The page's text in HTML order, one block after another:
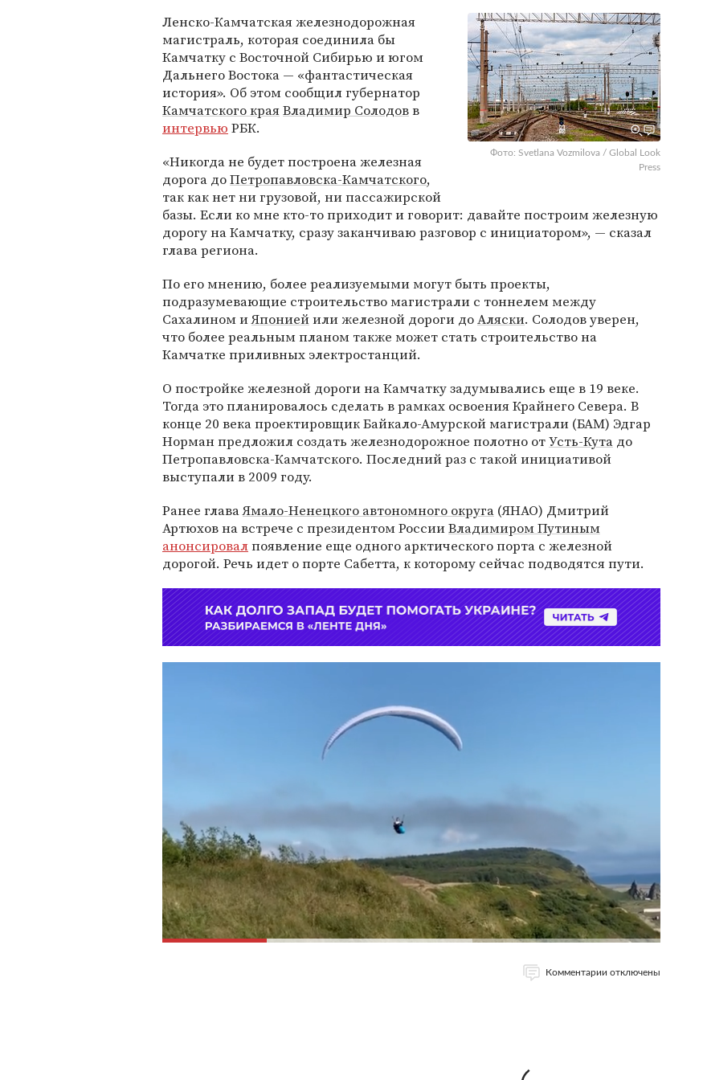
Фото: Svetlana Vozmilova / Global Look
Press
Ленско-Камчатская железнодорожная
магистраль, которая соединила бы
Камчатку с Восточной Сибирью и югом
Дальнего Востока — «фантастическая
история». Об этом сообщил губернатор
Камчатского краяВладимир Солодовв
интервью РБК.
«Никогда не будет построена железная
дорога доПетропавловска-Камчатского,
так как нет ни грузовой, ни пассажирской
базы. Если ко мне кто-то приходит и говорит: давайте построим железную
дорогу на Камчатку, сразу заканчиваю разговор с инициатором», — сказал
глава региона.
По его мнению, более реализуемыми могут быть проекты,
подразумевающие строительство магистрали с тоннелем между
Сахалином иЯпониейили железной дороги доАляски. Солодов уверен,
что более реальным планом также может стать строительство на
Камчатке приливных электростанций.
О постройке железной дороги на Камчатку задумывались еще в 19 веке.
Тогда это планировалось сделать в рамках освоения Крайнего Севера. В
конце 20 века проектировщик Байкало-Амурской магистрали (БАМ) Эдгар
Норман предложил создать железнодорожное полотно отУсть-Кута до
Петропавловска-Камчатского. Последний раз с такой инициативой
выступали в 2009 году.
Ранее главаЯмало-Ненецкого автономного округа (ЯНАО) Дмитрий
Артюхов на встрече с президентом РоссииВладимиром Путиным
анонсировалпоявление еще одного арктического порта с железной
дорогой. Речь идет о порте Сабетта, к которому сейчас подводятся пути.
Комментарии отключены